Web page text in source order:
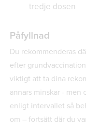
tredje dosen
Påfyllnad
Du rekommenderas
efter
viktigt att ta dina
annars minskar - men
enligt intervallet så
om – fortsätt där du